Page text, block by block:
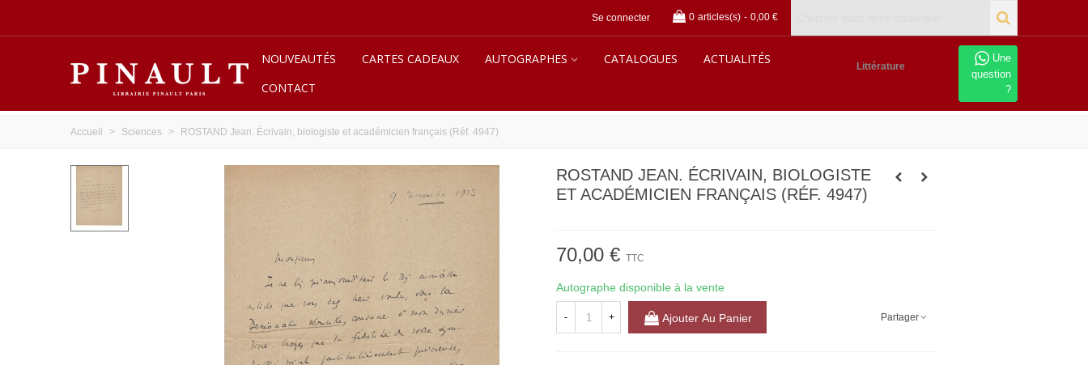
Se connecter 0 articles(s) - 0,00 €
NOUVEAUTÉS CARTES CADEAUX AUTOGRAPHES CATALOGUES
ACTUALITÉS
CONTACT
Littérature
Une
question
?
Accueil > Sciences > ROSTAND Jean. Écrivain, biologiste et académicien français (Réf. 4947)
ROSTAND JEAN. ÉCRIVAIN, BIOLOGISTE
ET ACADÉMICIEN FRANÇAIS (RÉF. 4947)
70,00 € TTC
Autographe disponible à la vente
- + Ajouter Au Panier Partager